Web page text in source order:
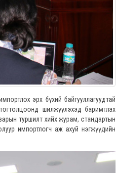
эрх бүхий байгууллагуудтай
шилжүүлэхэд баримтлах
туршилт хийх журам, стандартын
импортлогч аж ахуй нэгжүүдийн